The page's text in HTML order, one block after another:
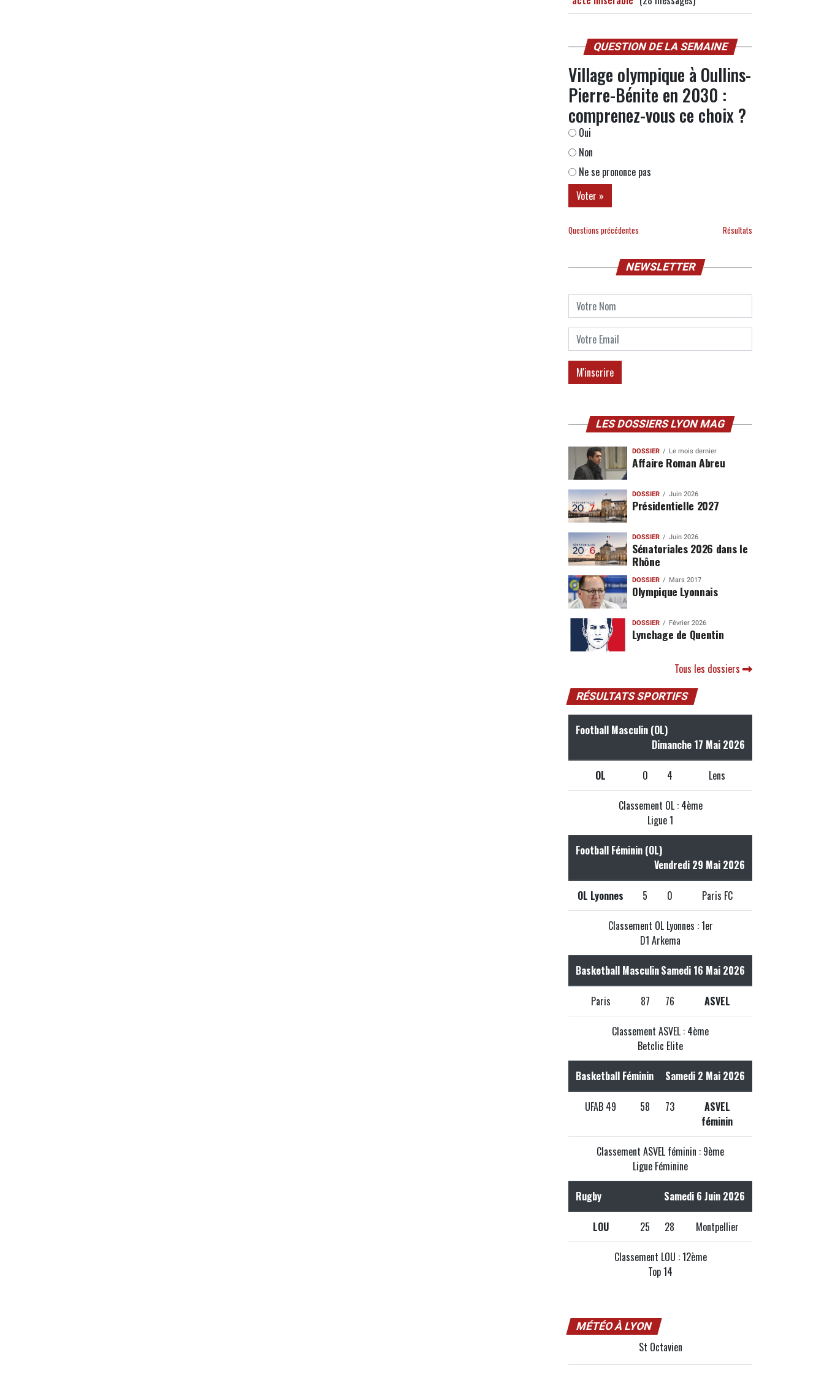
QUESTION DE LA SEMAINE
Village olympique à Oullins-
Pierre-Bénite en 2030 :
comprenez-vous ce choix ?
Oui
Non
Ne se prononce pas
Questions précédentes Résultats
NEWSLETTER
LES DOSSIERS LYON MAG
DOSSIER Le mois dernier
Affaire Roman Abreu
DOSSIER Juin 2026
Présidentielle 2027
DOSSIER Juin 2026
Sénatoriales 2026 dans le
Rhône
DOSSIER Mars 2017
Olympique Lyonnais
DOSSIER Février 2026
Lynchage de Quentin
Tous les dossiers
RÉSULTATS SPORTIFS
Football Masculin (OL)
Dimanche 17 Mai 2026
OL 0 4 Lens
Classement OL : 4ème
Ligue 1
Football Féminin (OL)
Vendredi 29 Mai 2026
OL Lyonnes 5 0 Paris FC
Classement OL Lyonnes : 1er
D1 Arkema
Basketball MasculinSamedi 16 Mai 2026
Paris 87 76 ASVEL
Classement ASVEL : 4ème
Betclic Elite
Basketball Féminin Samedi 2 Mai 2026
UFAB 49 58 73
ASVEL
féminin
Classement ASVEL féminin : 9ème
Ligue Féminine
Rugby Samedi 6 Juin 2026
LOU 25 28 Montpellier
Classement LOU : 12ème
Top 14
MÉTÉO À LYON
St Octavien